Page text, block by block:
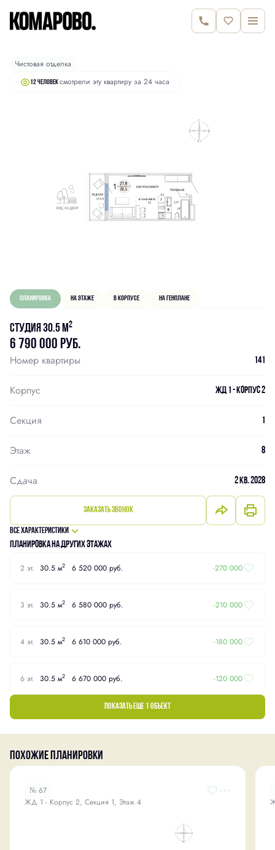
Студия30.5 м2 6 790 000 руб.
Чистовая отделка
12 человексмотрели эту квартиру за 24 часа
Планировка На этаже В корпусе На генплане
Студия 30.5 м2
6 790 000 руб.
Номер квартиры 141
Корпус ЖД 1 - Корпус 2
Секция 1
Этаж 8
Сдача 2 кв. 2028
Заказать звонок
Все характеристики
Планировка на других этажах
2 эт. 30.5 м2 6 520 000 руб. -270 000
3 эт. 30.5 м2 6 580 000 руб. -210 000
4 эт. 30.5 м2 6 610 000 руб. -180 000
6 эт. 30.5 м2 6 670 000 руб. -120 000
Показать еще 1 объект
Похожие планировки
№ 67
ЖД 1 - Корпус 2, Секция 1, Этаж 4